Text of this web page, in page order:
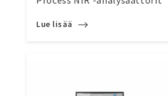
Lue lisää